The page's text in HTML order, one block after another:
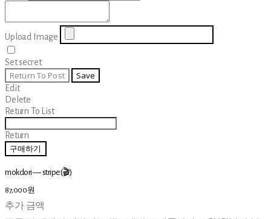
Upload Image
Set secret
Return To Post Save
Edit
Delete
Return To List
Return
구매하기
mokdori — stripe(🎬)
87,000원
추가 금액